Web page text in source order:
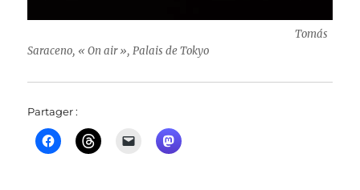
Tomás
Saraceno, « On air », Palais de Tokyo
Partager :